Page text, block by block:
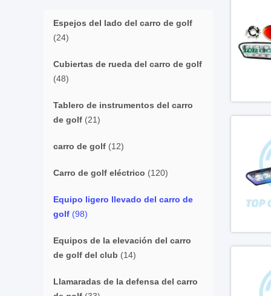
Espejos del lado del carro de golf
(24)
Cubiertas de rueda del carro de golf
(48)
Tablero de instrumentos del carro
de golf (21)
carro de golf (12)
Carro de golf eléctrico (120)
Equipo ligero llevado del carro de
golf (98)
Equipos de la elevación del carro
de golf del club (14)
Llamaradas de la defensa del carro